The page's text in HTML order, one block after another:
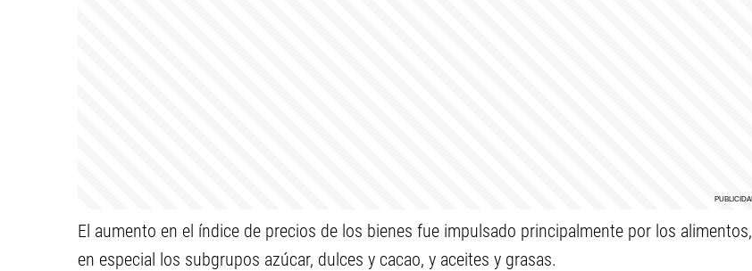
El aumento en el índice de precios de los bienes fue impulsado principalmente por los alimentos,
en especial los subgrupos azúcar, dulces y cacao, y aceites y grasas.